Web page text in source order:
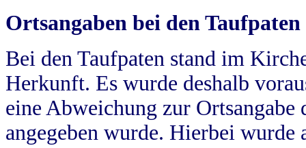
Ortsangaben bei den Taufpaten
Bei den Taufpaten stand im
Herkunft. Es wurde deshalb
eine Abweichung zur
angegeben wurde. Hierbei wurde